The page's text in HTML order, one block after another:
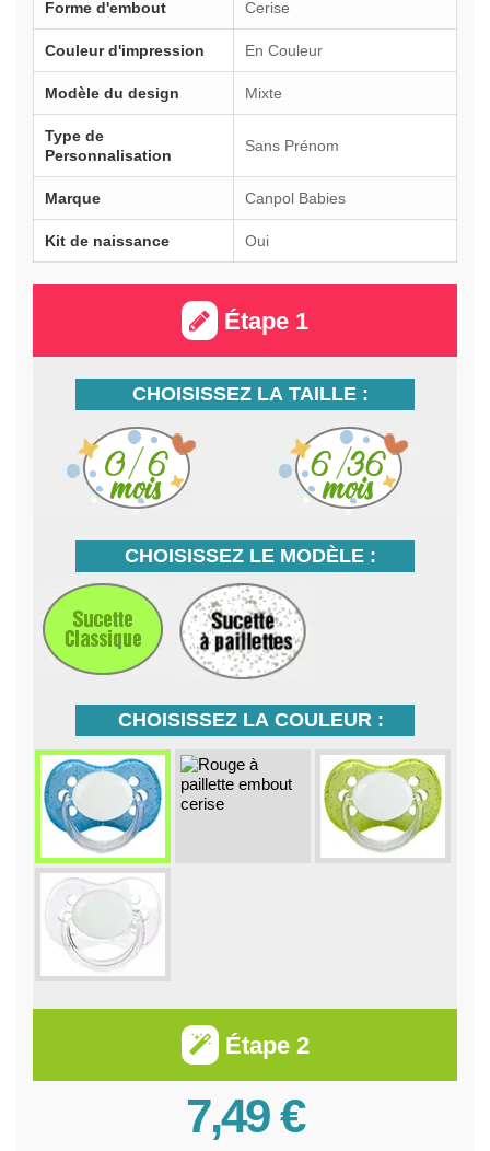
Forme d'embout Cerise
Couleur d'impression En Couleur
Modèle du design Mixte
Type de
Personnalisation
Sans Prénom
Marque Canpol Babies
Kit de naissance Oui
Étape 1
CHOISISSEZ LA TAILLE :
CHOISISSEZ LE MODÈLE :
CHOISISSEZ LA COULEUR :
Étape 2
7,49 €